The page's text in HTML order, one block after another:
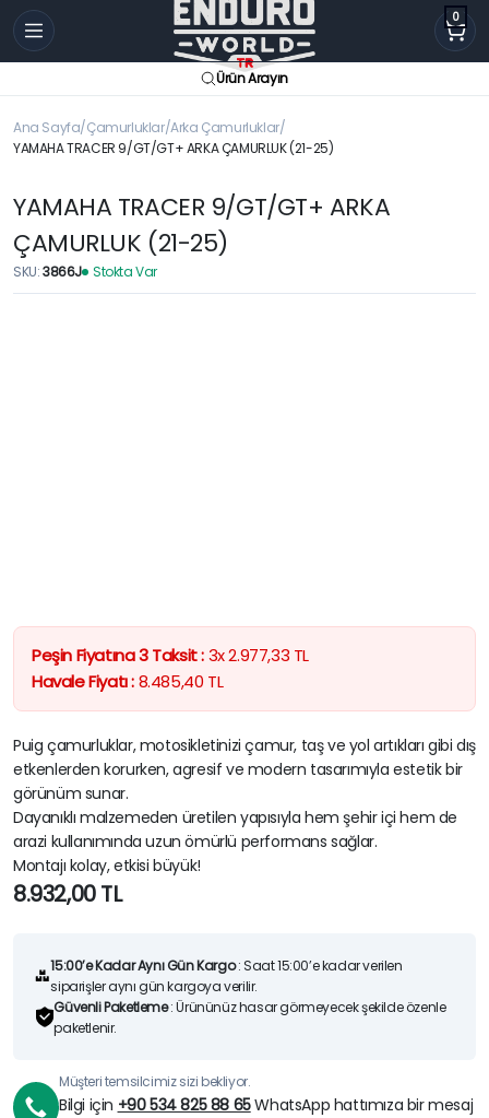
0
Ürün Arayın
Ana Sayfa Çamurluklar Arka Çamurluklar
YAMAHA TRACER 9/GT/GT+ ARKA ÇAMURLUK (21-25)
YAMAHA TRACER 9/GT/GT+ ARKA
ÇAMURLUK (21-25)
SKU:3866J Stokta Var
Peşin Fiyatına 3 Taksit :3x2.977,33 TL
Havale Fiyatı :8.485,40 TL
Puig çamurluklar, motosikletinizi çamur, taş ve yol artıkları gibi dış
etkenlerden korurken, agresif ve modern tasarımıyla estetik bir
görünüm sunar.
Dayanıklı malzemeden üretilen yapısıyla hem şehir içi hem de
arazi kullanımında uzun ömürlü performans sağlar.
Montajı kolay, etkisi büyük!
8.932,00TL
15:00’e Kadar Aynı Gün Kargo: Saat 15:00’e kadar verilen
siparişler aynı gün kargoya verilir.
Güvenli Paketleme: Ürününüz hasar görmeyecek şekilde özenle
paketlenir.
Müşteri temsilcimiz sizi bekliyor.
Bilgi için +90 534 825 88 65WhatsApp hattımıza bir mesaj